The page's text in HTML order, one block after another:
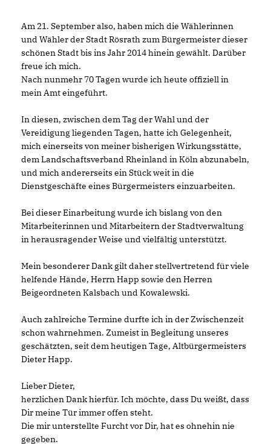
Am 21. September also, haben mich die Wählerinnen
und Wähler der Stadt Rösrath zum Bürgermeister dieser
schönen Stadt bis ins Jahr 2014 hinein gewählt. Darüber
freue ich mich.
Nach nunmehr 70 Tagen wurde ich heute offiziell in
mein Amt eingeführt.
In diesen, zwischen dem Tag der Wahl und der
Vereidigung liegenden Tagen, hatte ich Gelegenheit,
mich einerseits von meiner bisherigen Wirkungsstätte,
dem Landschaftsverband Rheinland in Köln abzunabeln,
und mich andererseits ein Stück weit in die
Dienstgeschäfte eines Bürgermeisters einzuarbeiten.
Bei dieser Einarbeitung wurde ich bislang von den
Mitarbeiterinnen und Mitarbeitern der Stadtverwaltung
in herausragender Weise und vielfältig unterstützt.
Mein besonderer Dank gilt daher stellvertretend für viele
helfende Hände, Herrn Happ sowie den Herren
Beigeordneten Kalsbach und Kowalewski.
Auch zahlreiche Termine durfte ich in der Zwischenzeit
schon wahrnehmen. Zumeist in Begleitung unseres
geschätzten, seit dem heutigen Tage, Altbürgermeisters
Dieter Happ.
Lieber Dieter,
herzlichen Dank hierfür. Ich möchte, dass Du weißt, dass
Dir meine Tür immer offen steht.
Die mir unterstellte Furcht vor Dir, hat es ohnehin nie
gegeben.